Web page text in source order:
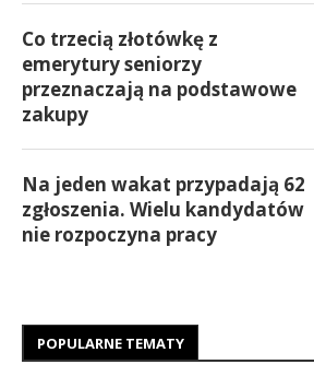
Co trzecią złotówkę z
emerytury seniorzy
przeznaczają na podstawowe
zakupy
Na jeden wakat przypadają 62
zgłoszenia. Wielu kandydatów
nie rozpoczyna pracy
POPULARNE TEMATY